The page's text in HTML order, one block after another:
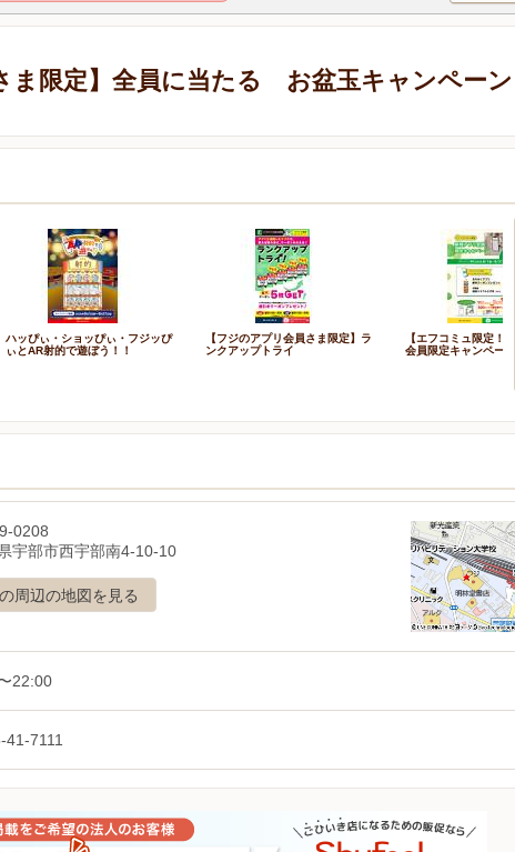
ま限定】全員に当たる お盆玉キャンペーン
ハッぴぃ・ショッぴぃ・フジッぴ
ぃとAR射的で遊ぼう！！
【フジのアプリ会員さま限定】ラ
ンクアップトライ
【エフコミュ限定！
会員限定キャンペーン
0208
宇部市西宇部南4-10-10
周辺の地図を見る
22:00
41-7111